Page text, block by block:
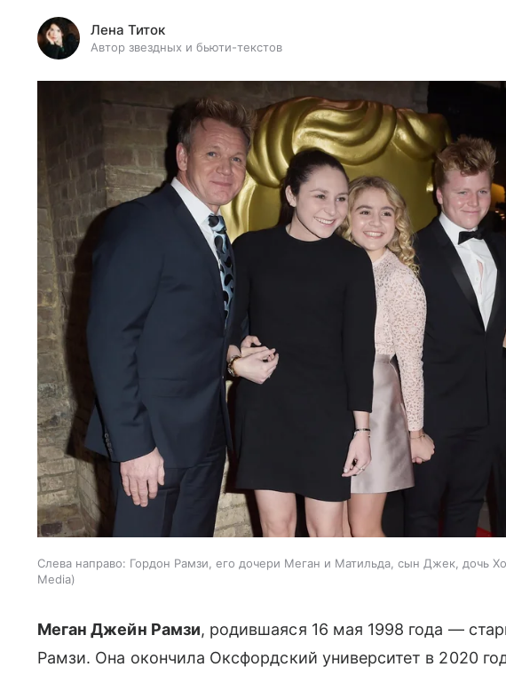
Лена Титок
Автор звездных и бьюти-текстов
Слева направо: Гордон Рамзи, его дочери Меган и Матильда, сын Джек, дочь
Media
Меган Джейн Рамзи, родившаяся 16 мая 1998 года —
Рамзи. Она окончила Оксфордский университет в 2020